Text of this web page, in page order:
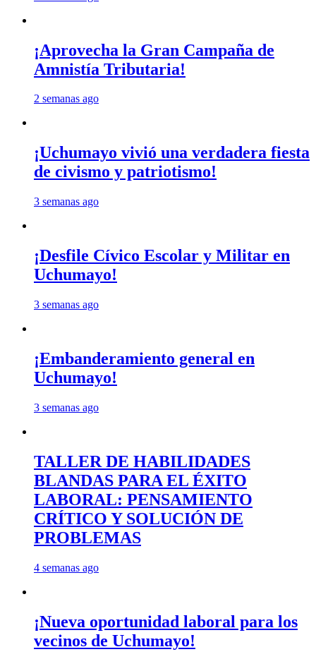
¡Aprovecha la Gran Campaña de
Amnistía Tributaria!
2 semanas ago
¡Uchumayo vivió una verdadera fiesta
de civismo y patriotismo!
3 semanas ago
¡Desfile Cívico Escolar y Militar en
Uchumayo!
3 semanas ago
¡Embanderamiento general en
Uchumayo!
3 semanas ago
TALLER DE HABILIDADES
BLANDAS PARA EL ÉXITO
LABORAL: PENSAMIENTO
CRÍTICO Y SOLUCIÓN DE
PROBLEMAS
4 semanas ago
¡Nueva oportunidad laboral para los
vecinos de Uchumayo!